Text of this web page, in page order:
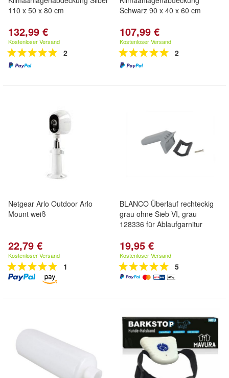
110 x 50 x 80 cm
132,99 €
Kostenloser Versand
2
Schwarz 90 x 40 x 60 cm
107,99 €
Kostenloser Versand
2
Netgear Arlo Outdoor Arlo
Mount weiß
22,79 €
Kostenloser Versand
1
BLANCO Überlauf rechteckig
grau ohne Sieb VI, grau
128336 für Ablaufgarnitur
19,95 €
Kostenloser Versand
5